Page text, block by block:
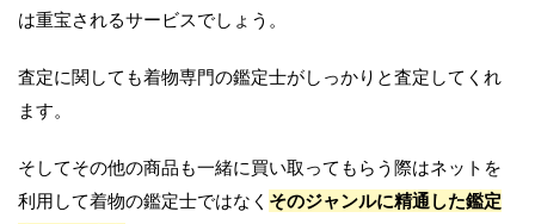
は重宝されるサービスでしょう。
査定に関しても着物専門の鑑定士がしっかりと査定してくれ
ます。
そしてその他の商品も一緒に買い取ってもらう際はネットを
利用して着物の鑑定士ではなく そのジャンルに精通した鑑定